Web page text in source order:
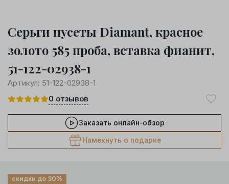
Серьги пусеты Diamant, красное
золото 585 проба, вставка фианит,
51-122-02938-1
Артикул: 51-122-02938-1
0 отзывов
Заказать онлайн-обзор
Намекнуть о подарке
скидки до 30%